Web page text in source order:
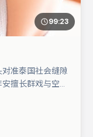
99:23
对准泰国社会缝隙
擅长群戏与空间
弗分别提供反
爱强类型与清